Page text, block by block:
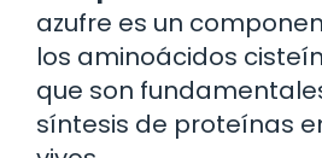
azufre es un
los aminoácidos
que son
síntesis de proteínas